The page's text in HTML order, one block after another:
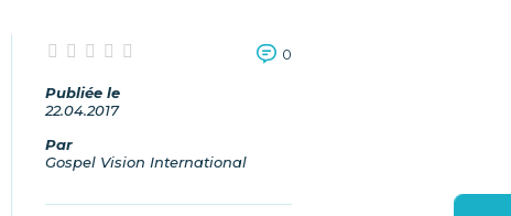
0
Publiée le
22.04.2017
Par
Gospel Vision International